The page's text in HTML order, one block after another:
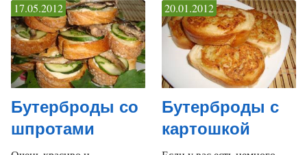
Бутерброды со
шпротами
17.05.2012
Бутерброды с
картошкой
20.01.2012